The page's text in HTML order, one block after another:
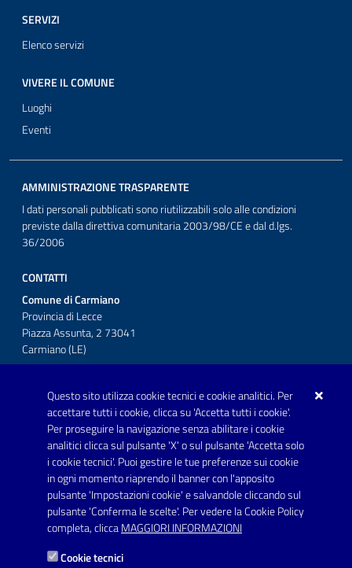
Questo sito utilizza cookie tecnici e cookie analitici. Per
accettare tutti i cookie, clicca su 'Accetta tutti i cookie'.
Per proseguire la navigazione senza abilitare i cookie
analitici clicca sul pulsante 'X' o sul pulsante 'Accetta solo
i cookie tecnici'. Puoi gestire le tue preferenze sui cookie
in ogni momento riaprendo il banner con l'apposito
pulsante 'Impostazioni cookie' e salvandole cliccando sul
pulsante 'Conferma le scelte'. Per vedere la Cookie Policy
completa, cliccaMAGGIORI INFORMAZIONI
Cookie tecnici
SERVIZI
Elenco servizi
VIVERE IL COMUNE
Luoghi
Eventi
AMMINISTRAZIONE TRASPARENTE
I dati personali pubblicati sono riutilizzabili solo alle condizioni
previste dalla direttiva comunitaria 2003/98/CE e dal d.lgs.
36/2006
CONTATTI
Comune di Carmiano
Provincia di Lecce
Piazza Assunta, 2 73041
Carmiano (LE)
Posta Elettronica Certificata:
protocollo.comunecarmiano@pec.rupar.puglia.it
URP - Ufficio Relazioni con il Pubblico
Link utili
Informativa privacy